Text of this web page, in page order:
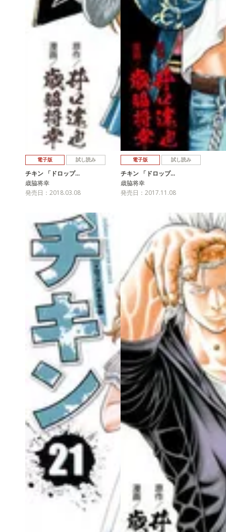
電子版 試し読み
チキン 「ドロップ…
歳脇将幸
発売日：2018.03.08
電子版 試し読み
チキン 「ドロップ…
歳脇将幸
発売日：2017.11.08